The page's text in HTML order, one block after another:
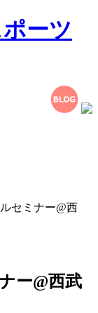
セミナー@西
ー@西武